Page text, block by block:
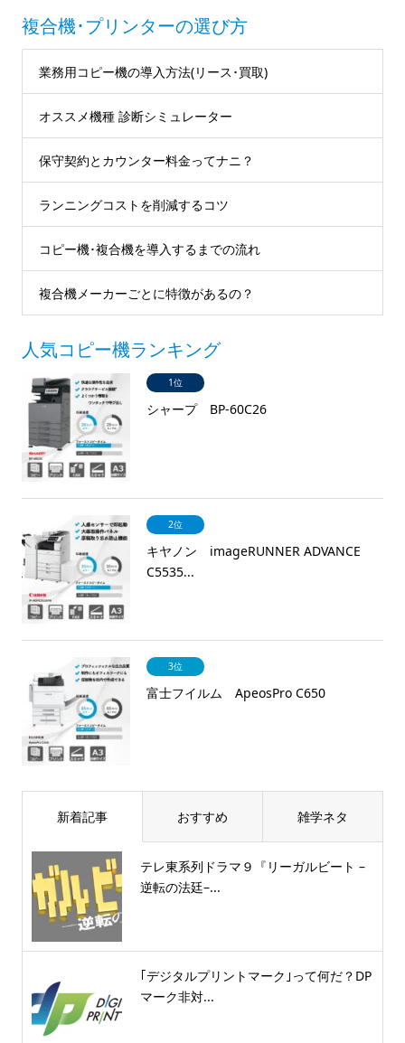
複合機･プリンターの選び方
業務用コピー機の導入方法(リース･買取)
オススメ機種 診断シミュレーター
保守契約とカウンター料金ってナニ？
ランニングコストを削減するコツ
コピー機･複合機を導入するまでの流れ
複合機メーカーごとに特徴があるの？
人気コピー機ランキング
1位
シャープ BP-60C26
2位
キヤノン imageRUNNER ADVANCE
C5535...
3位
富士フイルム ApeosPro C650
新着記事 おすすめ 雑学ネタ
テレ東系列ドラマ９『リーガルビート –
逆転の法廷–...
｢デジタルプリントマーク｣って何だ？DP
マーク非対...